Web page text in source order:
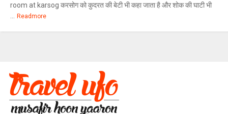
room at karsog करसोग को कुदरत की बेटी भी कहा जाता है और शोक की घाटी भी
Readmore